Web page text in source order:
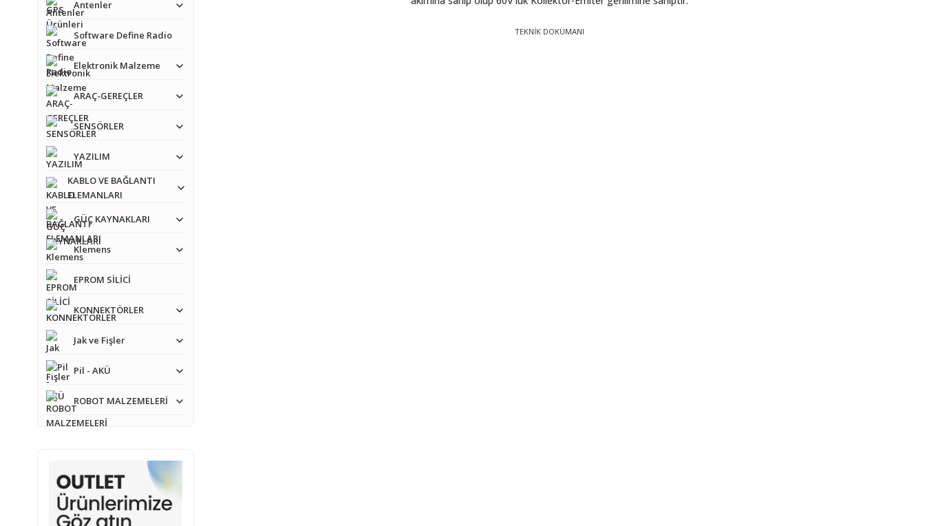
Antenler
Software Define Radio
Elektronik Malzeme
ARAÇ-GEREÇLER
SENSÖRLER
YAZILIM
KABLO VE BAĞLANTI
ELEMANLARI
GÜÇ KAYNAKLARI
Klemens
EPROM SİLİCİ
KONNEKTÖRLER
Jak ve Fişler
Pil - AKÜ
ROBOT MALZEMELERİ
TEKNİK DOKÜMANI